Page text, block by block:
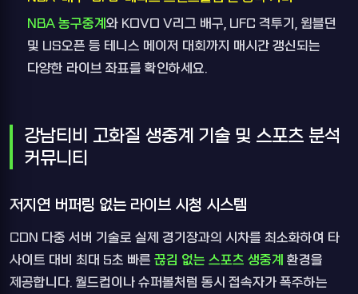
NBA 농구중계 와 KOVO V리그 배구, UFC 격투기, 윔블던
및 US오픈 등 테니스 메이저 대회까지 매시간 갱신되는
다양한 라이브 좌표를 확인하세요.
강남티비 고화질 생중계 기술 및 스포츠 분석
커뮤니티
저지연 버퍼링 없는 라이브 시청 시스템
CDN 다중 서버 기술로 실제 경기장과의 시차를 최소화하여 타
사이트 대비 최대 5초 빠른 끊김 없는 스포츠 생중계 환경을
제공합니다. 월드컵이나 슈퍼볼처럼 동시 접속자가 폭주하는